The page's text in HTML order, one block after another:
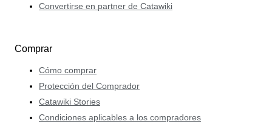
Convertirse en partner de Catawiki
Comprar
Cómo comprar
Protección del Comprador
Catawiki Stories
Condiciones aplicables a los compradores